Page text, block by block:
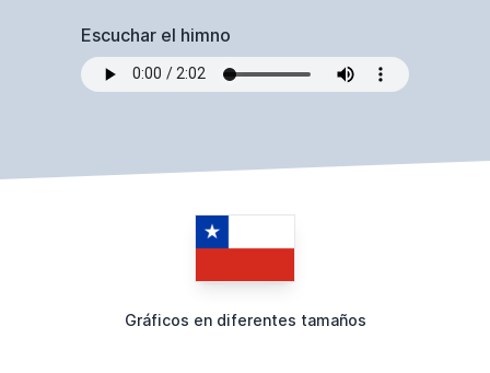
Escuchar el himno
Gráficos en diferentes tamaños